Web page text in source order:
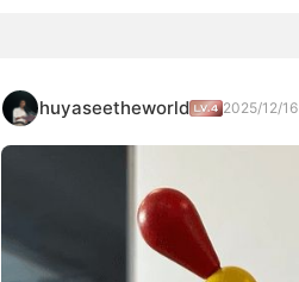
huyaseetheworld 2025/12/16